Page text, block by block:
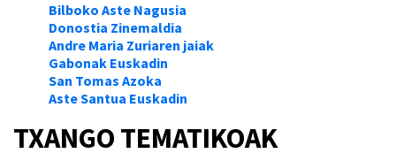
Bilboko Aste Nagusia
Donostia Zinemaldia
Andre Maria Zuriaren jaiak
Gabonak Euskadin
San Tomas Azoka
Aste Santua Euskadin
TXANGO TEMATIKOAK